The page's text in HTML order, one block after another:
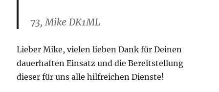
73, Mike DK1ML
Lieber Mike, vielen lieben Dank für Deinen
dauerhaften Einsatz und die Bereitstellung
dieser für uns alle hilfreichen Dienste!